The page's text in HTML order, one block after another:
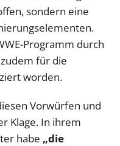
sondern eine
Programm durch
für die
worden.
Vorwürfen und
Klage. In ihrem
habe „die